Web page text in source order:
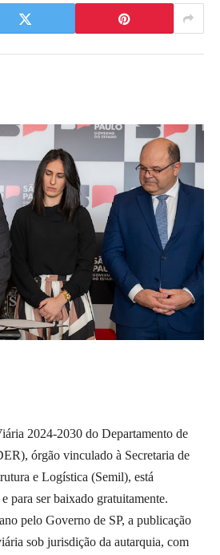
2024-2030 do Departamento de
órgão vinculado à Secretaria de
e Logística (Semil), está
para ser baixado gratuitamente.
pelo Governo de SP, a publicação
sob jurisdição da autarquia, com